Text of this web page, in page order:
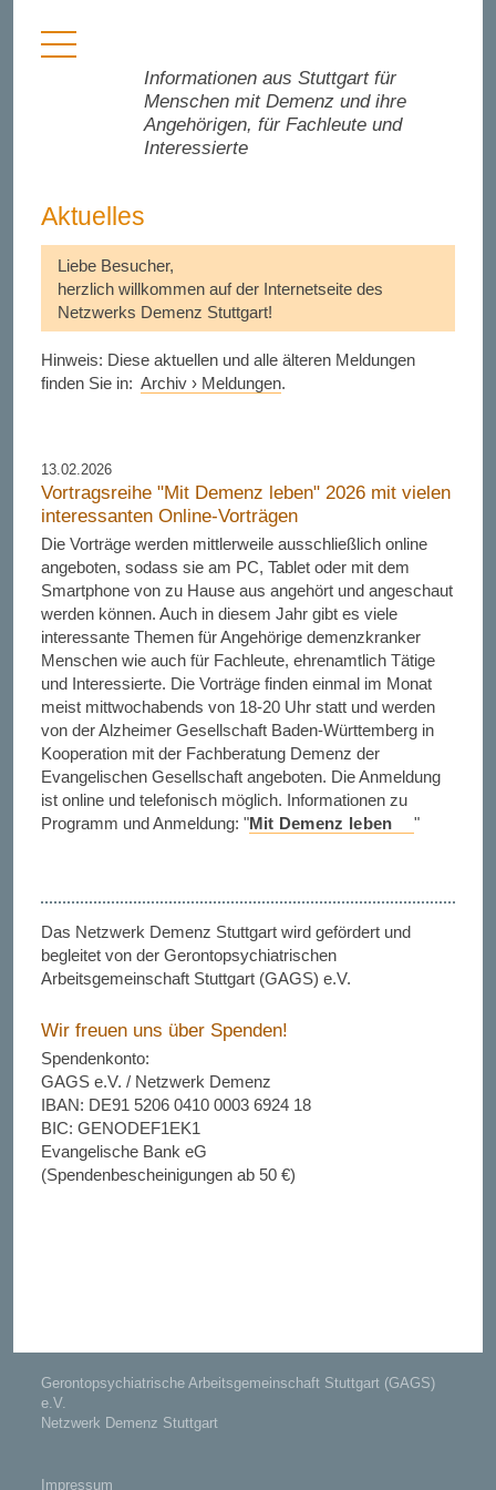
Menü
anzeigen
Informationen aus Stuttgart für
Menschen mit Demenz und ihre
Angehörigen, für Fachleute und
Interessierte
Das Netzwerk Demenz Stuttgart wird gefördert und
begleitet von der Gerontopsychiatrischen
Arbeitsgemeinschaft Stuttgart (GAGS) e.V.
Wir freuen uns über Spenden!
Spendenkonto:
GAGS e.V. / Netzwerk Demenz
IBAN: DE91 5206 0410 0003 6924 18
BIC: GENODEF1EK1
Evangelische Bank eG
(Spendenbescheinigungen ab 50 €)
Aktuelles
Liebe Besucher,
herzlich willkommen auf der Internetseite des
Netzwerks Demenz Stuttgart!
Hinweis: Diese aktuellen und alle älteren Meldungen
finden Sie in: Archiv › Meldungen.
13.02.2026
Vortragsreihe "Mit Demenz leben" 2026 mit vielen
interessanten Online-Vorträgen
Die Vorträge werden mittlerweile ausschließlich online
angeboten, sodass sie am PC, Tablet oder mit dem
Smartphone von zu Hause aus angehört und angeschaut
werden können. Auch in diesem Jahr gibt es viele
interessante Themen für Angehörige demenzkranker
Menschen wie auch für Fachleute, ehrenamtlich Tätige
und Interessierte. Die Vorträge finden einmal im Monat
meist mittwochabends von 18-20 Uhr statt und werden
von der Alzheimer Gesellschaft Baden-Württemberg in
Kooperation mit der Fachberatung Demenz der
Evangelischen Gesellschaft angeboten. Die Anmeldung
ist online und telefonisch möglich. Informationen zu
Programm und Anmeldung: "Mit Demenz leben "
Gerontopsychiatrische Arbeitsgemeinschaft Stuttgart (GAGS)
e.V.
Netzwerk Demenz Stuttgart
Impressum